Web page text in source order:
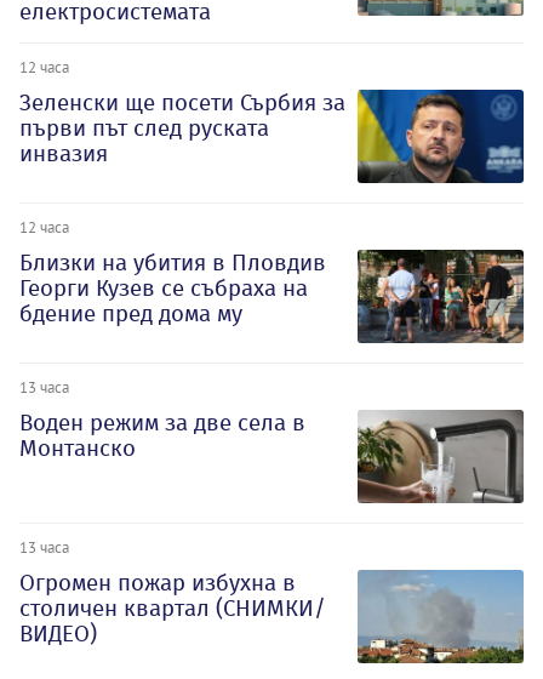
електросистемата
12 часа
Зеленски ще посети Сърбия за
първи път след руската
инвазия
12 часа
Близки на убития в Пловдив
Георги Кузев се събраха на
бдение пред дома му
13 часа
Воден режим за две села в
Монтанско
13 часа
Огромен пожар избухна в
столичен квартал (СНИМКИ/
ВИДЕО)